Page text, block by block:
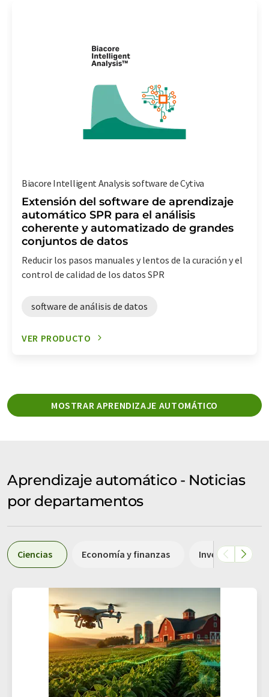
Biacore Intelligent Analysis software de Cytiva
Extensión del software de aprendizaje
automático SPR para el análisis
coherente y automatizado de grandes
conjuntos de datos
Reducir los pasos manuales y lentos de la curación y el
control de calidad de los datos SPR
software de análisis de datos
VER PRODUCTO
MOSTRAR APRENDIZAJE AUTOMÁTICO
Aprendizaje automático - Noticias
por departamentos
Ciencias Economía y finanzas Investigación y